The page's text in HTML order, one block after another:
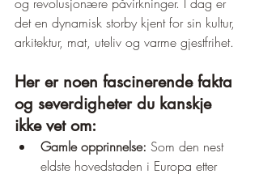
det en dynamisk storby kjent for sin kultur,
arkitektur, mat, uteliv og varme gjestfrihet.
Her er noen fascinerende fakta
og severdigheter du kanskje
ikke vet om:
Gamle opprinnelse: Som den nest
eldste hovedstaden i Europa etter